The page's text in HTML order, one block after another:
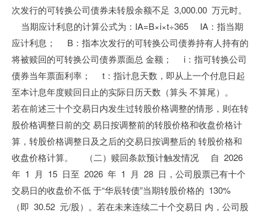
次发行的可转换公司债券未转股余额不足 3,000.00 万元时。
当期应计利息的计算公式为：IA=B×i×t÷365 IA：指当期
应计利息； B：指本次发行的可转换公司债券持有人持有的
将被赎回的可转换公司债券票面总 金额； i：指可转换公司
债券当年票面利率； t：指计息天数，即从上一个付息日起
至本计息年度赎回日止的实际日历天数（算头 不算尾）。
若在前述三十个交易日内发生过转股价格调整的情形，则在转
股价格调整日前的交 易日按调整前的转股价格和收盘价格计
算，转股价格调整日及之后的交易日按调整后的 转股价格和
收盘价格计算。 （二）赎回条款预计触发情况 自 2026
年 1 月 15 日至 2026 年 1 月 28 日，公司股票已有十个
交易日的收盘价不低 于“华辰转债”当期转股价格的 130%
（即 30.52 元/股）。若在未来连续二十个交易日 内，公司股